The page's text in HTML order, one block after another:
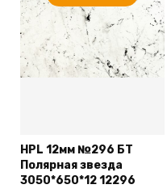
HPL 12мм №296 БТ
Полярная звезда
3050*650*12 12296